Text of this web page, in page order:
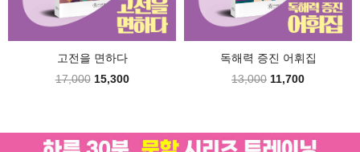
고전을 면하다
17,000 15,300
독해력 증진 어휘집
13,000 11,700